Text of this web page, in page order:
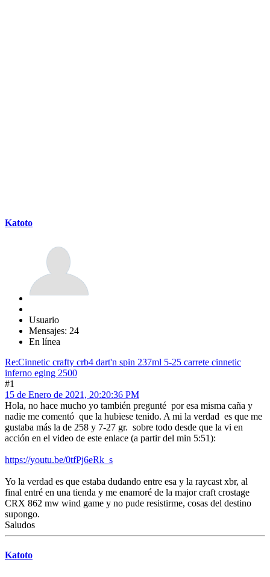
Katoto
Usuario
Mensajes: 24
En línea
Re:Cinnetic crafty crb4 dart'n spin 237ml 5-25 carrete cinnetic
inferno eging 2500
#1
15 de Enero de 2021, 20:20:36 PM
Hola, no hace mucho yo también pregunté por esa misma caña y
nadie me comentó que la hubiese tenido. A mi la verdad es que me
gustaba más la de 258 y 7-27 gr. sobre todo desde que la vi en
acción en el video de este enlace (a partir del min 5:51):
https://youtu.be/0tfPj6eRk_s
Yo la verdad es que estaba dudando entre esa y la raycast xbr, al
final entré en una tienda y me enamoré de la major craft crostage
CRX 862 mw wind game y no pude resistirme, cosas del destino
supongo.
Saludos
Katoto